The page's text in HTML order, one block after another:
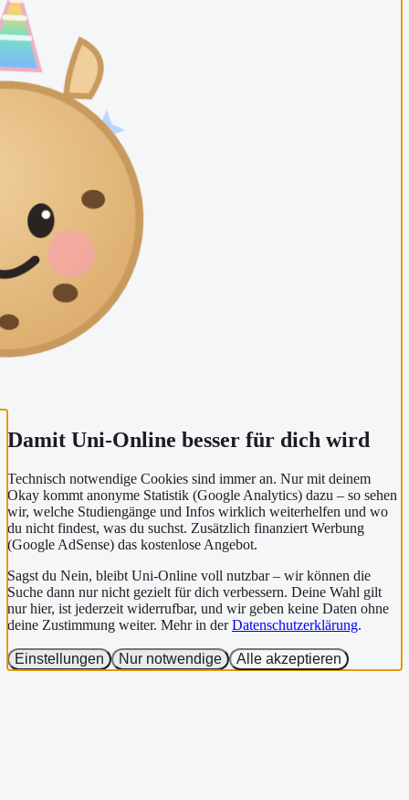
Damit Uni-Online besser für dich wird
Technisch notwendige Cookies sind immer an. Nur mit deinem
Okay kommt anonyme Statistik (Google Analytics) dazu – so sehen
wir, welche Studiengänge und Infos wirklich weiterhelfen und wo
du nicht findest, was du suchst. Zusätzlich finanziert Werbung
(Google AdSense) das kostenlose Angebot.
Sagst du Nein, bleibt Uni-Online voll nutzbar – wir können die
Suche dann nur nicht gezielt für dich verbessern. Deine Wahl gilt
nur hier, ist jederzeit widerrufbar, und wir geben keine Daten ohne
deine Zustimmung weiter. Mehr in der Datenschutzerklärung.
Einstellungen Nur notwendige Alle akzeptieren